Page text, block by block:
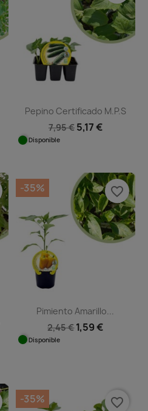
Pepino Certificado M.P.S
7,95 € 5,17 €
Disponible
Pimiento Amarillo...
2,45 €1,59 €
Disponible
-35% favorite_border
-35% favorite_border